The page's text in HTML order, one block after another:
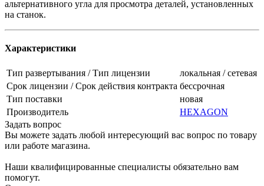
альтернативного угла для просмотра деталей, установленных
на станок.
Характеристики
Тип развертывания / Тип лицензии
локальная / сетевая
Срок лицензии / Срок действия контракта бессрочная
Тип поставки
новая
Производитель
HEXAGON
Задать вопрос
Вы можете задать любой интересующий вас вопрос по товару
или работе магазина.
Наши квалифицированные специалисты обязательно вам
помогут.